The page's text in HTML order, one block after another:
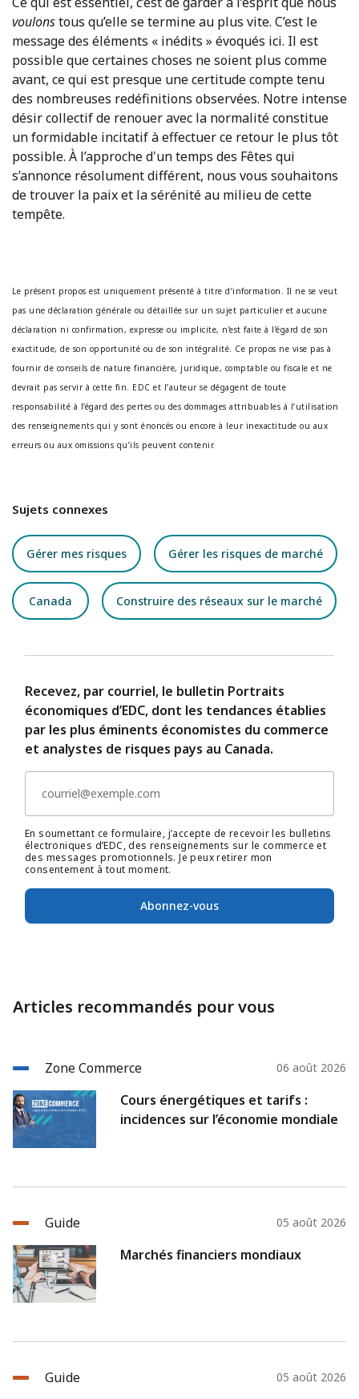
voulonstous qu’elle se termine au plus vite. C’est le
message des éléments « inédits » évoqués ici. Il est
possible que certaines choses ne soient plus comme
avant, ce qui est presque une certitude compte tenu
des nombreuses redéfinitions observées. Notre intense
désir collectif de renouer avec la normalité constitue
un formidable incitatif à effectuer ce retour le plus tôt
possible. À l’approche d'un temps des Fêtes qui
s’annonce résolument différent, nous vous souhaitons
de trouver la paix et la sérénité au milieu de cette
tempête.
Le présent propos est uniquement présenté à titre d’information. Il ne se veut
pas une déclaration générale ou détaillée sur un sujet particulier et aucune
déclaration ni confirmation, expresse ou implicite, n’est faite à l’égard de son
exactitude, de son opportunité ou de son intégralité. Ce propos ne vise pas à
fournir de conseils de nature financière, juridique, comptable ou fiscale et ne
devrait pas servir à cette fin. EDC et l’auteur se dégagent de toute
responsabilité à l’égard des pertes ou des dommages attribuables à l’utilisation
des renseignements qui y sont énoncés ou encore à leur inexactitude ou aux
erreurs ou aux omissions qu’ils peuvent contenir.
Sujets connexes
Gérer mes risques Gérer les risques de marché
Canada Construire des réseaux sur le marché
Recevez, par courriel, le bulletin Portraits
économiques d’EDC, dont les tendances établies
par les plus éminents économistes du commerce
et analystes de risques pays au Canada.
En soumettant ce formulaire, j’accepte de recevoir les bulletins
électroniques d’EDC, des renseignements sur le commerce et
des messages promotionnels. Je peux retirer mon
consentement à tout moment.
Abonnez-vous
Articles recommandés pour vous
Zone Commerce 06 août 2026
Cours énergétiques et tarifs :
incidences sur l’économie mondiale
Guide 05 août 2026
Marchés financiers mondiaux
Guide 05 août 2026